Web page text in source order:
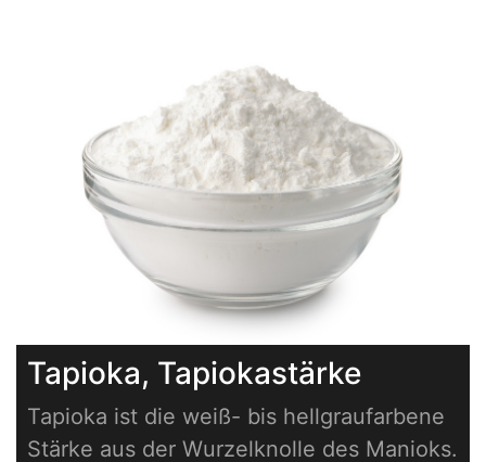
Tapioka, Tapiokastärke
Tapioka ist die weiß- bis hellgraufarbene
Stärke aus der Wurzelknolle des Manioks.